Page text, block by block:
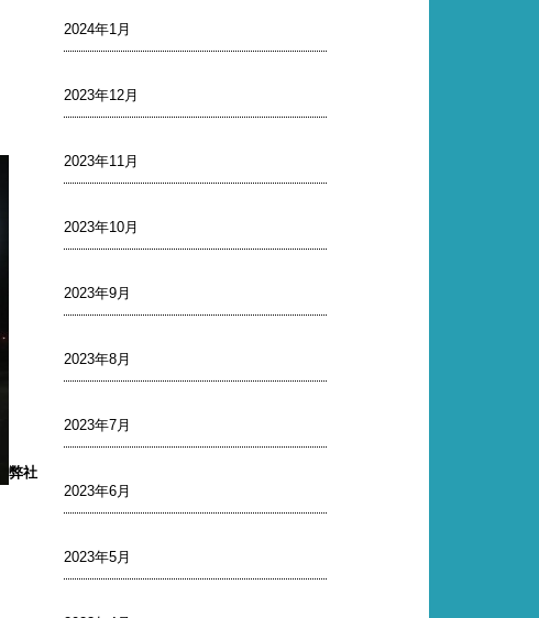
弊社
2024年1月
2023年12月
2023年11月
2023年10月
2023年9月
2023年8月
2023年7月
2023年6月
2023年5月